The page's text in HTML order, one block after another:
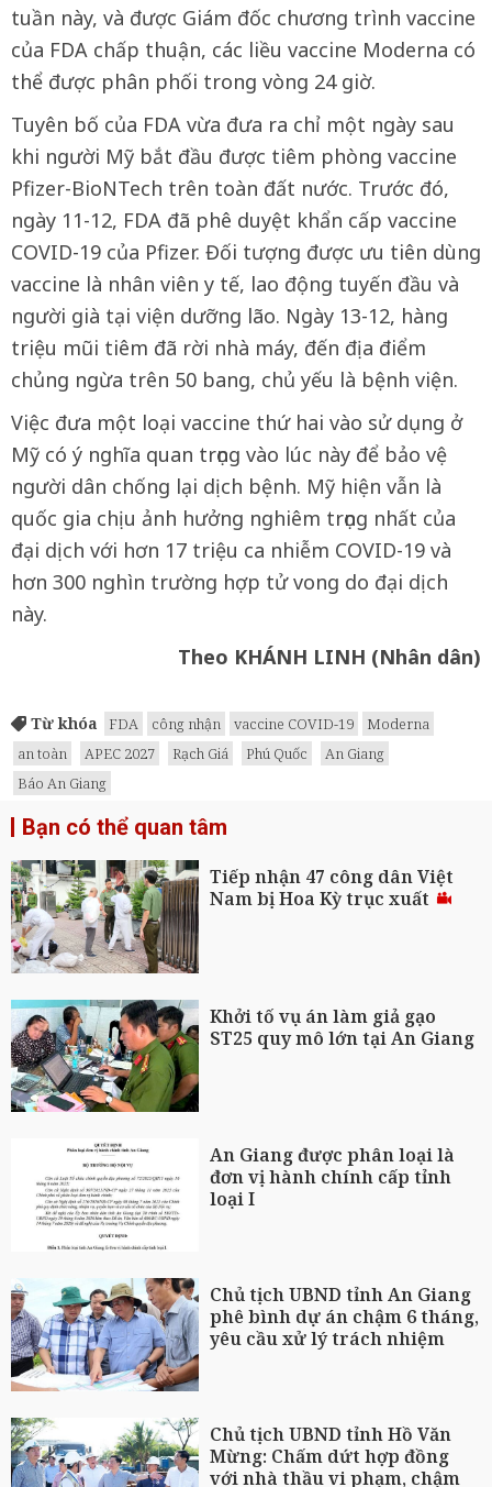
tuần này, và được Giám đốc chương trình vaccine
của FDA chấp thuận, các liều vaccine Moderna có
thể được phân phối trong vòng 24 giờ.
Tuyên bố của FDA vừa đưa ra chỉ một ngày sau
khi người Mỹ bắt đầu được tiêm phòng vaccine
Pfizer-BioNTech trên toàn đất nước. Trước đó,
ngày 11-12, FDA đã phê duyệt khẩn cấp vaccine
COVID-19 của Pfizer. Đối tượng được ưu tiên dùng
vaccine là nhân viên y tế, lao động tuyến đầu và
người già tại viện dưỡng lão. Ngày 13-12, hàng
triệu mũi tiêm đã rời nhà máy, đến địa điểm
chủng ngừa trên 50 bang, chủ yếu là bệnh viện.
Việc đưa một loại vaccine thứ hai vào sử dụng ở
Mỹ có ý nghĩa quan trọng vào lúc này để bảo vệ
người dân chống lại dịch bệnh. Mỹ hiện vẫn là
quốc gia chịu ảnh hưởng nghiêm trọng nhất của
đại dịch với hơn 17 triệu ca nhiễm COVID-19 và
hơn 300 nghìn trường hợp tử vong do đại dịch
này.
Theo KHÁNH LINH (Nhân dân)
Từ khóa FDA công nhận vaccine COVID-19
Moderna
an toàn
APEC 2027 Rạch Giá Phú Quốc
An Giang
Báo An Giang
Bạn có thể quan tâm
Tiếp nhận 47 công dân Việt
Nam bị Hoa Kỳ trục xuất
Khởi tố vụ án làm giả gạo
ST25 quy mô lớn tại An Giang
An Giang được phân loại là
đơn vị hành chính cấp tỉnh
loại I
Chủ tịch UBND tỉnh An Giang
phê bình dự án chậm 6 tháng,
yêu cầu xử lý trách nhiệm
Chủ tịch UBND tỉnh Hồ Văn
Mừng: Chấm dứt hợp đồng
với nhà thầu vi phạm, chậm